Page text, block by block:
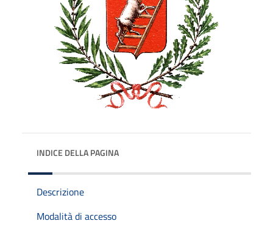
INDICE DELLA PAGINA
Descrizione
Modalità di accesso